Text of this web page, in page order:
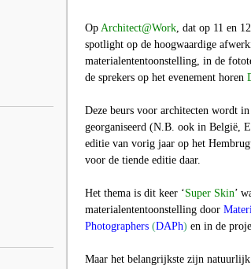
Op Architect@Work, dat op 11 en
spotlight op de hoogwaardige
materialententoonstelling, in de
de sprekers op het evenement horen
Deze beurs voor architecten wordt
georganiseerd (N.B. ook in België,
editie van vorig jaar op het
voor de tiende editie daar.
Het thema is dit keer ‘Super Skin’
materialententoonstelling door
Photographers (DAPh) en in de
Maar het belangrijkste zijn natuurlijk